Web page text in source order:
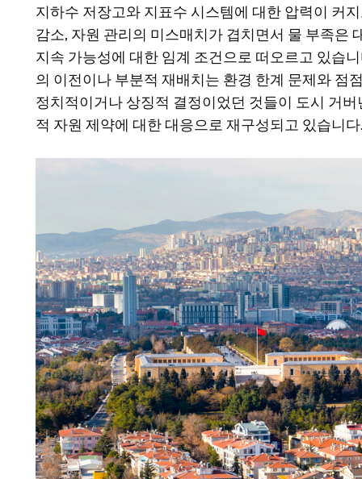
지하수 저장고와 지표수 시스템에 대한 압력이 커
감소, 자원 관리의 미스매치가 겹치면서 물 부족은
지속 가능성에 대한 임계 조건으로 떠오르고 있습
의 이전이나 부분적 재배치는 환경 한계 문제와 점
정치적이거나 상징적 결정이었던 것들이 도시 거
적 자원 제약에 대한 대응으로 재구성되고 있습니